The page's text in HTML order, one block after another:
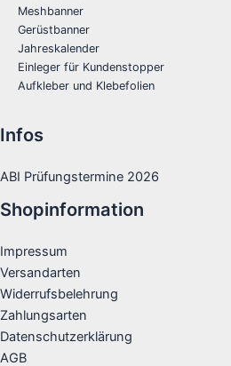
Meshbanner
Gerüstbanner
Jahreskalender
Einleger für Kundenstopper
Aufkleber und Klebefolien
Infos
ABI Prüfungstermine 2026
Shopinformation
Impressum
Versandarten
Widerrufsbelehrung
Zahlungsarten
Datenschutzerklärung
AGB